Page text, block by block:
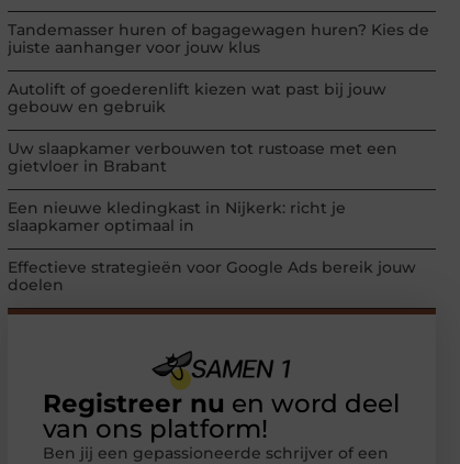
Tandemasser huren of bagagewagen huren? Kies de
juiste aanhanger voor jouw klus
Autolift of goederenlift kiezen wat past bij jouw
gebouw en gebruik
Uw slaapkamer verbouwen tot rustoase met een
gietvloer in Brabant
Een nieuwe kledingkast in Nijkerk: richt je
slaapkamer optimaal in
Effectieve strategieën voor Google Ads bereik jouw
doelen
Registreer nu en word deel
van ons platform!
Ben jij een gepassioneerde schrijver of een